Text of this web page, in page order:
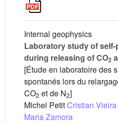
Internal geophysics
Laboratory study of
during releasing of CO2
[Étude en laboratoire des
spontanés lors du
CO2 et de N2]
Michel PetitCristian Vieira
Maria Zamora